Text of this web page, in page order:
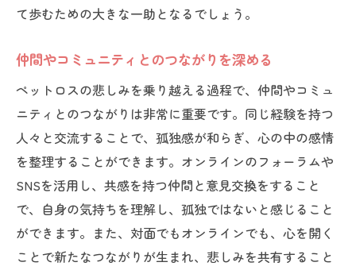
他者との共感を通じて築く心の絆
新たな視点から見る日常の価値
心の変化がもたらす未来への展望
て歩むための大きな一助となるでしょう。
仲間やコミュニティとのつながりを深める
ペットロスの悲しみを乗り越える過程で、仲間やコミュ
ニティとのつながりは非常に重要です。同じ経験を持つ
人々と交流することで、孤独感が和らぎ、心の中の感情
を整理することができます。オンラインのフォーラムや
SNSを活用し、共感を持つ仲間と意見交換をすること
で、自身の気持ちを理解し、孤独ではないと感じること
ができます。また、対面でもオンラインでも、心を開く
ことで新たなつながりが生まれ、悲しみを共有すること